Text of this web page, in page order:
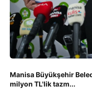
Manisa Büyükşehir
milyon TL'lik tazm...